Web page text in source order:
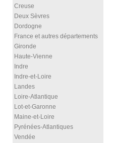
Creuse
Deux Sèvres
Dordogne
France et autres départements
Gironde
Haute-Vienne
Indre
Indre-et-Loire
Landes
Loire-Atlantique
Lot-et-Garonne
Maine-et-Loire
Pyrénées-Atlantiques
Vendée